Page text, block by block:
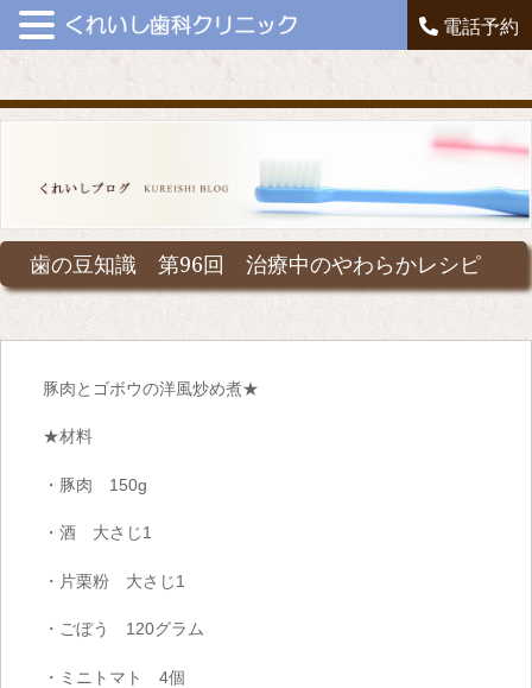
電話予約
歯の豆知識 第96回 治療中のやわらかレシピ
豚肉とゴボウの洋風炒め煮★
★材料
・豚肉 150g
・酒 大さじ1
・片栗粉 大さじ1
・ごぼう 120グラム
・ミニトマト 4個